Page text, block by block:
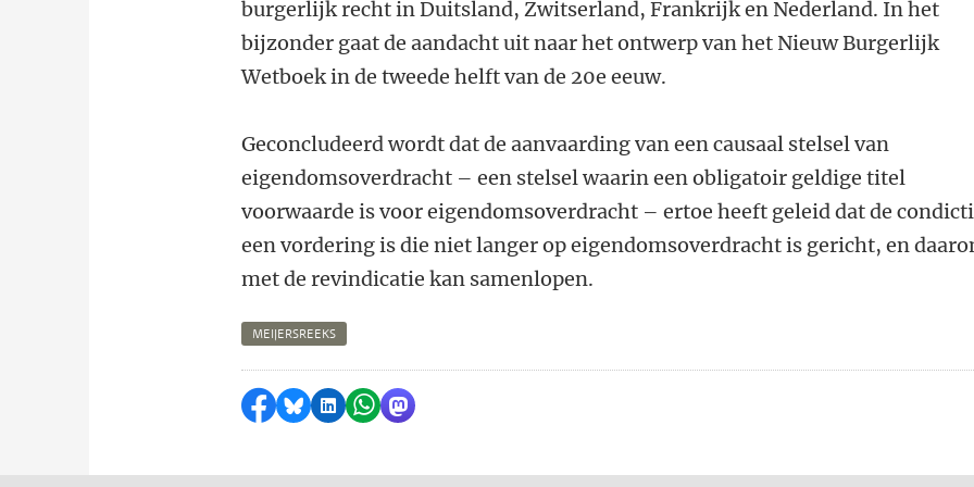
burgerlijk recht in Duitsland, Zwitserland, Frankrijk en Nederland. In het
bijzonder gaat de aandacht uit naar het ontwerp van het Nieuw Burgerlijk
Wetboek in de tweede helft van de 20e eeuw.
Geconcludeerd wordt dat de aanvaarding van een causaal stelsel van
eigendomsoverdracht – een stelsel waarin een obligatoir geldige titel
voorwaarde is voor eigendomsoverdracht – ertoe heeft geleid dat de
een vordering is die niet langer op eigendomsoverdracht is gericht, en
met de revindicatie kan samenlopen.
MEIJERSREEKS
Delen op Facebook
Delen via Bluesky
Delen op LinkedIn
Delen via WhatsApp
Delen via Mastodon